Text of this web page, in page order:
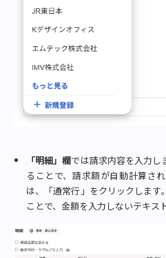
「明細」欄では請求内容を入力し
ることで、請求額が自動計算さ
は、「通常行」をクリックしま
ことで、金額を入力しないテキス